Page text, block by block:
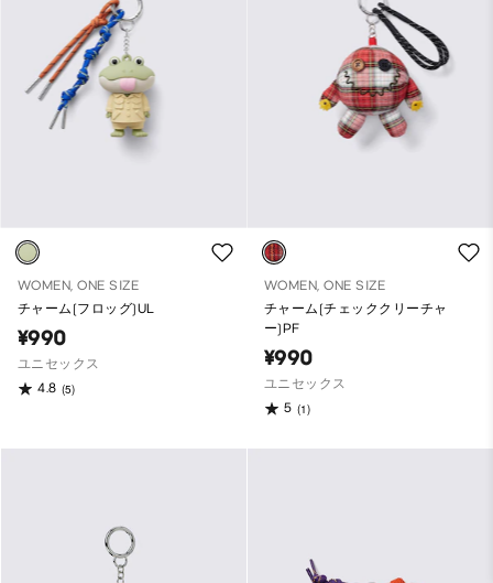
WOMEN, ONE SIZE
チャーム(フロッグ)UL
¥990
ユニセックス
4.8 (5)
WOMEN, ONE SIZE
チャーム(チェッククリーチャ
ー)PF
¥990
ユニセックス
5 (1)